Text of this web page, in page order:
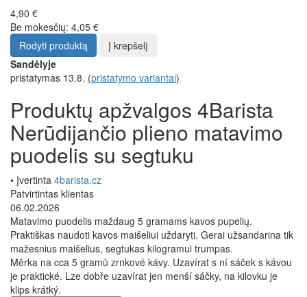
4,90 €
Be mokesčių: 4,05 €
Rodyti produktą
Į krepšelį
Sandėlyje
pristatymas 13.8. (pristatymo variantai)
Produktų apžvalgos 4Barista
Nerūdijančio plieno matavimo
puodelis su segtuku
• Įvertinta 4barista.cz
Patvirtintas klientas
06.02.2026
Matavimo puodelis maždaug 5 gramams kavos pupelių.
Praktiškas naudoti kavos maišeliui uždaryti. Gerai užsandarina tik
mažesnius maišelius, segtukas kilogramui trumpas.
Měrka na cca 5 gramů zrnkové kávy. Uzavírat s ní sáček s kávou
je praktické. Lze dobře uzavírat jen menší sáčky, na kilovku je
klips krátký.